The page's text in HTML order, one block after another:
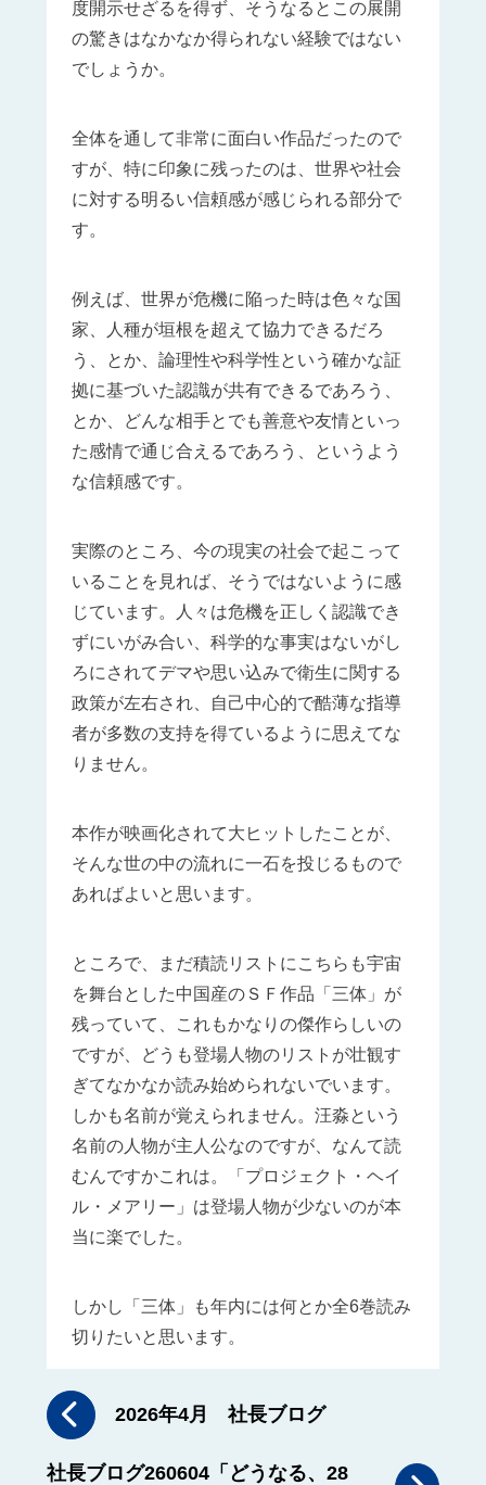
度開示せざるを得ず、そうなるとこの展開
の驚きはなかなか得られない経験ではない
でしょうか。
全体を通して非常に面白い作品だったので
すが、特に印象に残ったのは、世界や社会
に対する明るい信頼感が感じられる部分で
す。
例えば、世界が危機に陥った時は色々な国
家、人種が垣根を超えて協力できるだろ
う、とか、論理性や科学性という確かな証
拠に基づいた認識が共有できるであろう、
とか、どんな相手とでも善意や友情といっ
た感情で通じ合えるであろう、というよう
な信頼感です。
実際のところ、今の現実の社会で起こって
いることを見れば、そうではないように感
じています。人々は危機を正しく認識でき
ずにいがみ合い、科学的な事実はないがし
ろにされてデマや思い込みで衛生に関する
政策が左右され、自己中心的で酷薄な指導
者が多数の支持を得ているように思えてな
りません。
本作が映画化されて大ヒットしたことが、
そんな世の中の流れに一石を投じるもので
あればよいと思います。
ところで、まだ積読リストにこちらも宇宙
を舞台とした中国産のＳＦ作品「三体」が
残っていて、これもかなりの傑作らしいの
ですが、どうも登場人物のリストが壮観す
ぎてなかなか読み始められないでいます。
しかも名前が覚えられません。汪淼という
名前の人物が主人公なのですが、なんて読
むんですかこれは。「プロジェクト・ヘイ
ル・メアリー」は登場人物が少ないのが本
当に楽でした。
しかし「三体」も年内には何とか全6巻読み
切りたいと思います。
2026年4月 社長ブログ
社長ブログ260604「どうなる、28